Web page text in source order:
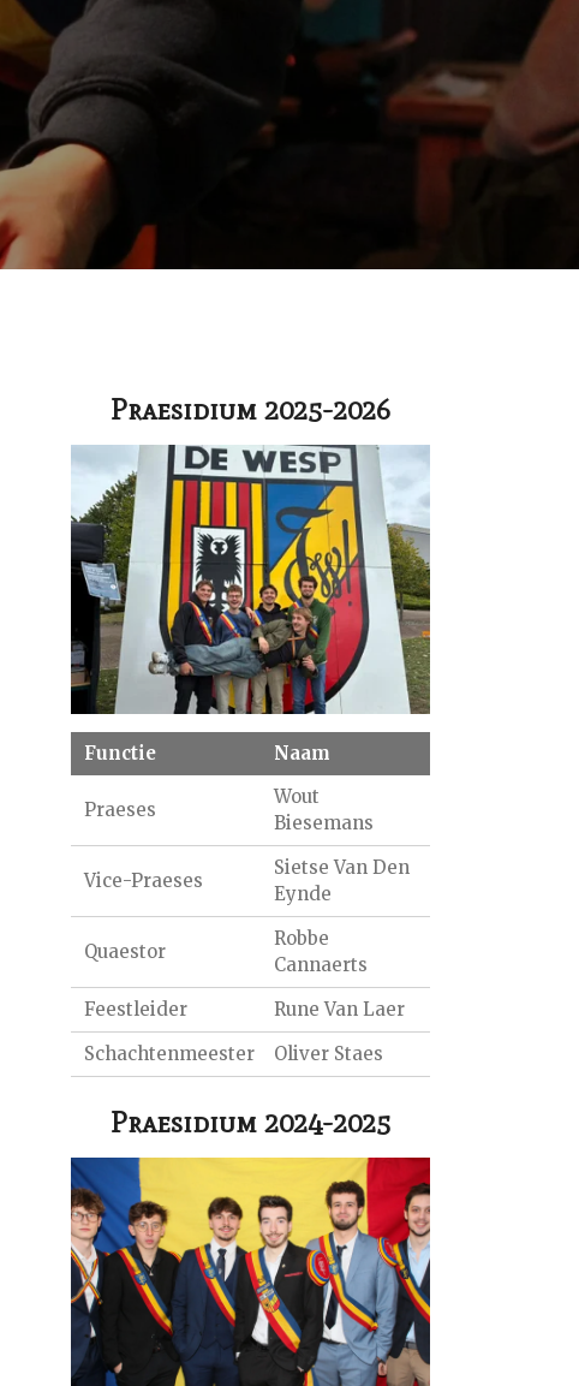
Praesidium 2025-2026
Functie Naam
Praeses
Wout
Biesemans
Vice-Praeses
Sietse Van Den
Eynde
Quaestor
Robbe
Cannaerts
Feestleider
Rune Van Laer
Schachtenmeester
Oliver Staes
Praesidium 2024-2025